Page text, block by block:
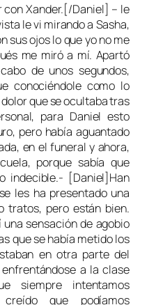
Xander.[/Daniel] – le
le vi mirando a Sasha,
sus ojos lo que yo no me
me miró a mí. Apartó
de unos segundos,
conociéndole como lo
que se ocultaba tras
para Daniel esto
pero había aguantado
en el funeral y ahora,
porque sabía que
indecible.- [Daniel]Han
les ha presentado una
tratos, pero están bien.
sensación de agobio
que se había metido los
en otra parte del
a la clase
siempre intentamos
creído que podíamos